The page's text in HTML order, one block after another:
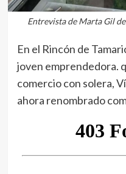
Entrevista de Marta Gil
En el Rincón de
joven emprendedora.
comercio con solera,
ahora renombrado